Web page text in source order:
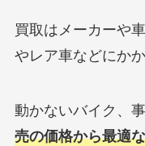
買取はメーカーや
やレア車などにか
動かないバイク、
売の価格から最適